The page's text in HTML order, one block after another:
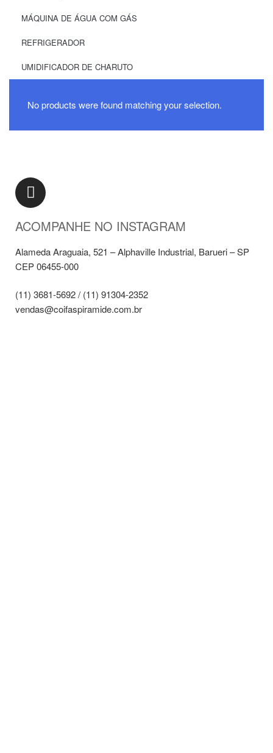
MÁQUINA DE ÁGUA COM GÁS
REFRIGERADOR
UMIDIFICADOR DE CHARUTO
No products were found matching your selection.
ACOMPANHE NO INSTAGRAM
Alameda Araguaia, 521 – Alphaville Industrial, Barueri – SP
CEP 06455-000
(11) 3681-5692 / (11) 91304-2352
vendas@coifaspiramide.com.br